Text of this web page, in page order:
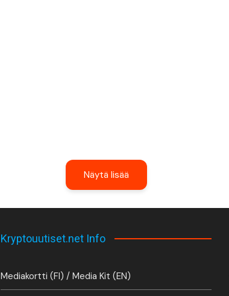
Näytä lisää
Kryptouutiset.net Info
Mediakortti (FI) / Media Kit (EN)